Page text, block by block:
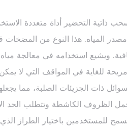
ذاتية التحضير أداة متعددة
المياه. هذا النوع من المضخات
ويشيع استخدامه في معالجة
مريحة للغاية في المواقف التي لا
ذات الجزيئات الصلبة، مما
الظروف الكاشطة وتتطلب الحد
للمستخدمين باختيار الطراز